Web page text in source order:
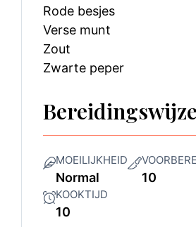
Rode besjes
Verse munt
Zout
Zwarte peper
Bereidingswijze
MOEILIJKHEID
Normal 10
KOOKTIJD
10